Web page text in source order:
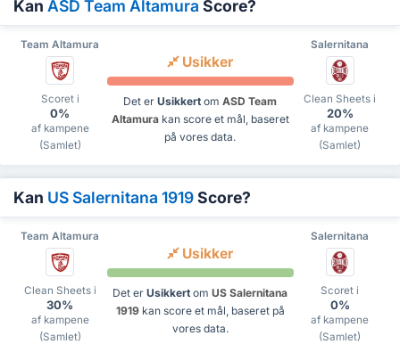
Kan ASD Team Altamura Score?
Team Altamura Salernitana
Scoret i
0%
af kampene
(Samlet)
Usikker
Det er Usikkert om ASD Team
Altamurakan score et mål, baseret
på vores data.
Clean Sheets i
20%
af kampene
(Samlet)
Kan US Salernitana 1919Score?
Team Altamura Salernitana
Clean Sheets i
30%
af kampene
(Samlet)
Usikker
Det er Usikkert om US Salernitana
1919kan score et mål, baseret på
vores data.
Scoret i
0%
af kampene
(Samlet)